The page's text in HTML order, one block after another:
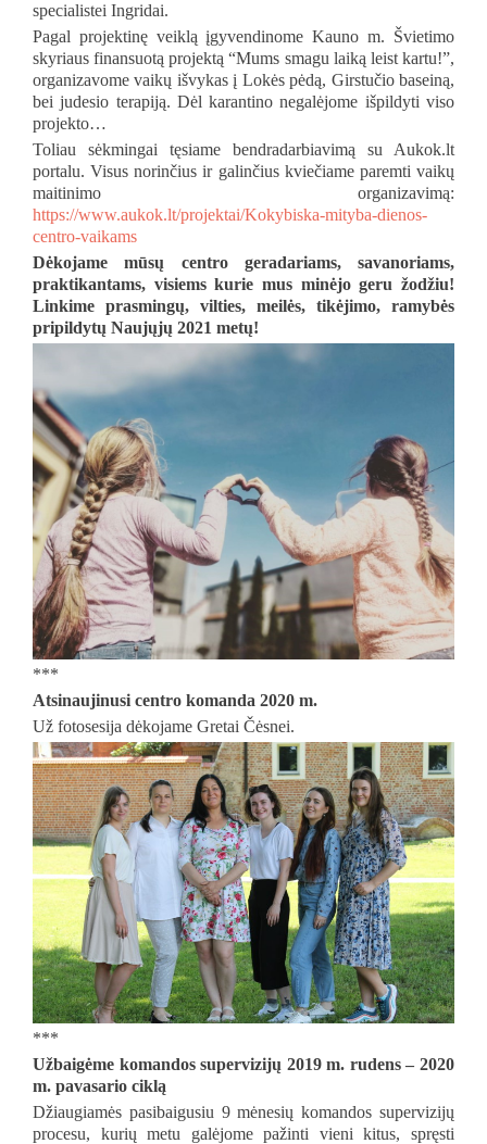
specialistei Ingridai.
Pagal projektinę veiklą įgyvendinome Kauno m. Švietimo
skyriaus finansuotą projektą “Mums smagu laiką leist kartu!”,
organizavome vaikų išvykas į Lokės pėdą, Girstučio baseiną,
bei judesio terapiją. Dėl karantino negalėjome išpildyti viso
projekto…
Toliau sėkmingai tęsiame bendradarbiavimą su Aukok.lt
portalu. Visus norinčius ir galinčius kviečiame paremti vaikų
maitinimo organizavimą:
https://www.aukok.lt/projektai/Kokybiska-mityba-dienos-
centro-vaikams
Dėkojame mūsų centro geradariams, savanoriams,
praktikantams, visiems kurie mus minėjo geru žodžiu!
Linkime prasmingų, vilties, meilės, tikėjimo, ramybės
pripildytų Naujųjų 2021 metų!
***
Atsinaujinusi centro komanda 2020 m.
Už fotosesija dėkojame Gretai Čėsnei.
***
Užbaigėme komandos supervizijų 2019 m. rudens – 2020
m. pavasario ciklą
Džiaugiamės pasibaigusiu 9 mėnesių komandos supervizijų
procesu, kurių metu galėjome pažinti vieni kitus, spręsti